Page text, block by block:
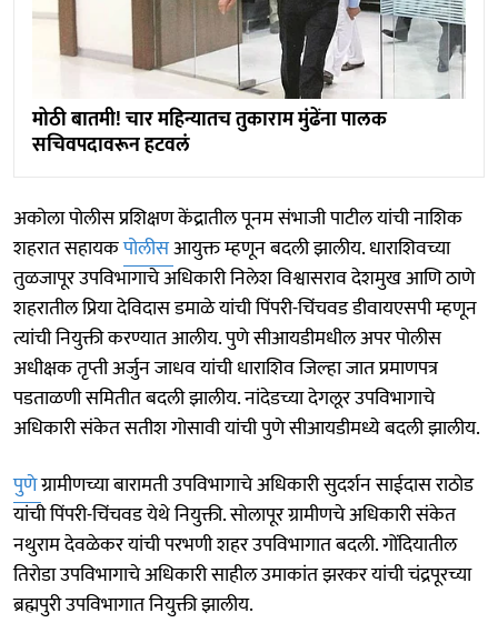
मोठी बातमी! चार महिन्यातच तुकाराम मुंढेंना पालक
सचिवपदावरून हटवलं
अकोला पोलीस प्रशिक्षण केंद्रातील पूनम संभाजी पाटील यांची नाशिक
शहरात सहायकपोलीसआयुक्त म्हणून बदली झालीय. धाराशिवच्या
तुळजापूर उपविभागाचे अधिकारी निलेश विश्वासराव देशमुख आणि ठाणे
शहरातील प्रिया देविदास डमाळे यांची पिंपरी-चिंचवड डीवायएसपी म्हणून
त्यांची नियुक्ती करण्यात आलीय. पुणे सीआयडीमधील अपर पोलीस
अधीक्षक तृप्ती अर्जुन जाधव यांची धाराशिव जिल्हा जात प्रमाणपत्र
पडताळणी समितीत बदली झालीय. नांदेडच्या देगलूर उपविभागाचे
अधिकारी संकेत सतीश गोसावी यांची पुणे सीआयडीमध्ये बदली झालीय.
पुणेग्रामीणच्या बारामती उपविभागाचे अधिकारी सुदर्शन साईदास राठोड
यांची पिंपरी-चिंचवड येथे नियुक्ती. सोलापूर ग्रामीणचे अधिकारी संकेत
नथुराम देवळेकर यांची परभणी शहर उपविभागात बदली. गोंदियातील
तिरोडा उपविभागाचे अधिकारी साहील उमाकांत झरकर यांची चंद्रपूरच्या
ब्रह्मपुरी उपविभागात नियुक्ती झालीय.